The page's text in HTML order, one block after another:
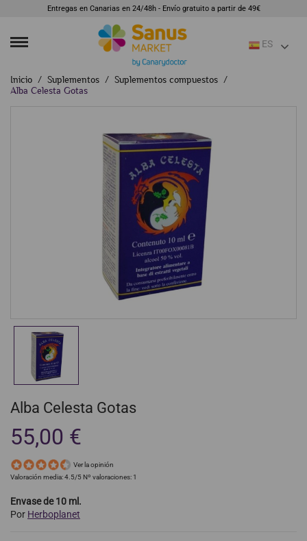
Entregas en Canarias en 24/48h - Envío gratuito a partir de 49€
ES
Inicio Suplementos
Suplementos compuestos
Alba Celesta Gotas
Alba Celesta Gotas
55,00 €
Ver la opinión
Valoración media:4.5/5 Nº valoraciones: 1
Envase de 10 ml.
Por Herboplanet